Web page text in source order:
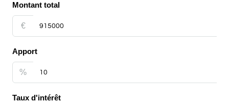
Montant total
€
Apport
%
Taux d'intérêt